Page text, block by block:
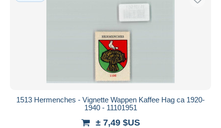
1513 Hermenches - Vignette Wappen Kaffee Hag ca 1920-
1940 - 11101951
± 7,49 $US